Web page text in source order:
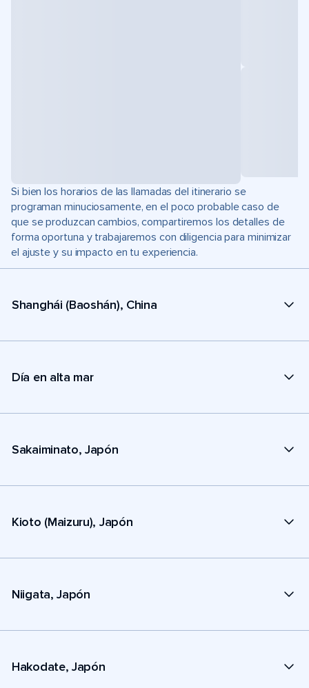
Si bien los horarios de las llamadas del itinerario se
programan minuciosamente, en el poco probable caso de
que se produzcan cambios, compartiremos los detalles de
forma oportuna y trabajaremos con diligencia para minimizar
el ajuste y su impacto en tu experiencia.
Shanghái (Baoshán), China
Día en alta mar
Sakaiminato, Japón
Kioto (Maizuru), Japón
Niigata, Japón
Hakodate, Japón